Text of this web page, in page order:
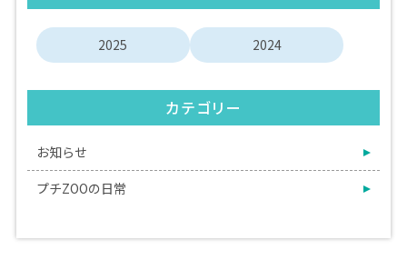
2025 2024
カテゴリー
お知らせ
プチZOOの日常